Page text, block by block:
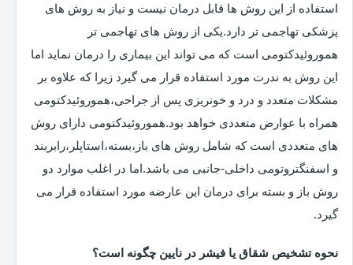
استفاده از این روش ها قابل درمان نیست و نیاز به روش های
پزشکی تهاجمی تر دارد.یکی از روش های تهاجمی تر
هموروئیدکتومی است که می تواند این بیماری را درمان نماید اما
این روش به ندرت مورد استفاده قرار می گیرد زیرا که علاوه بر
مشکلات متعدد و درد و خونریزی پس از جراحی،هموروئیدکتومی
همراه با عوارض متعددی خواهد بود.هموروئیدکتومی دارای روش
های متعددی است که شامل روش های باز،بسته،استاپلر،رابربند
و اسفنگتروتومی داخلی-جانبی می باشد.اما در اغلب موارد دو
روش باز و بسته برای درمان این عارضه مورد استفاده قرار می
گیرد.
نحوه تشخیص شقاق یا فیشر در نایین چگونه است؟